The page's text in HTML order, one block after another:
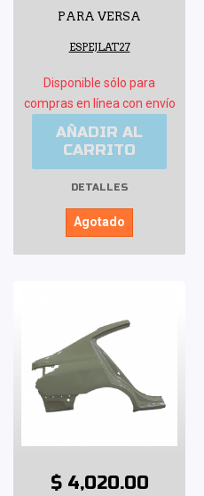
PARA VERSA
ESPEJLAT27
Disponible sólo para
compras en línea con envío
AÑADIR AL
CARRITO
DETALLES
Agotado
$ 4,020.00